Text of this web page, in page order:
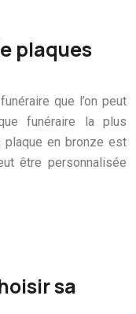
plaques
que l’on peut
funéraire la plus
plaque en bronze est
être personnalisée
sa